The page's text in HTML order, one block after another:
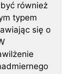
również
typem
się o